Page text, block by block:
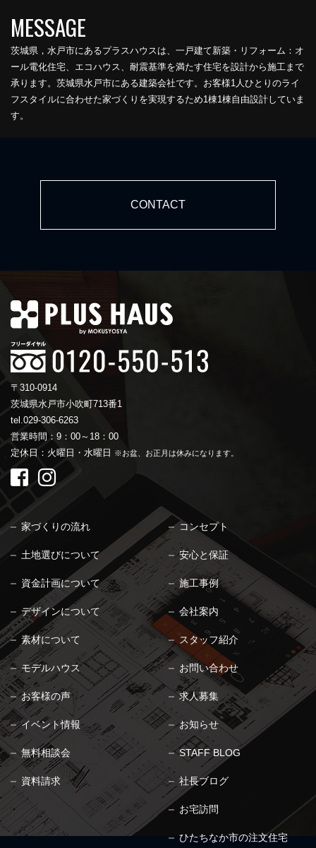
茨城県，水戸市にあるプラスハウスは、一戸建て新築・リフォーム：オ
ール電化住宅、エコハウス、耐震基準を満たす住宅を設計から施工まで
承ります。茨城県水戸市にある建築会社です。お客様1人ひとりのライ
フスタイルに合わせた家づくりを実現するため1棟1棟自由設計していま
す。
CONTACT
〒310-0914
茨城県水戸市小吹町713番1
tel.029-306-6263
営業時間：9：00～18：00
定休日：火曜日・水曜日
※お盆、お正月は休みになります。
家づくりの流れ
土地選びについて
資金計画について
デザインについて
素材について
コンセプト
安心と保証
施工事例
会社案内
スタッフ紹介
モデルハウス
お客様の声
イベント情報
無料相談会
資料請求
お問い合わせ
求人募集
お知らせ
STAFF BLOG
社長ブログ
お宅訪問
ひたちなか市の注文住宅